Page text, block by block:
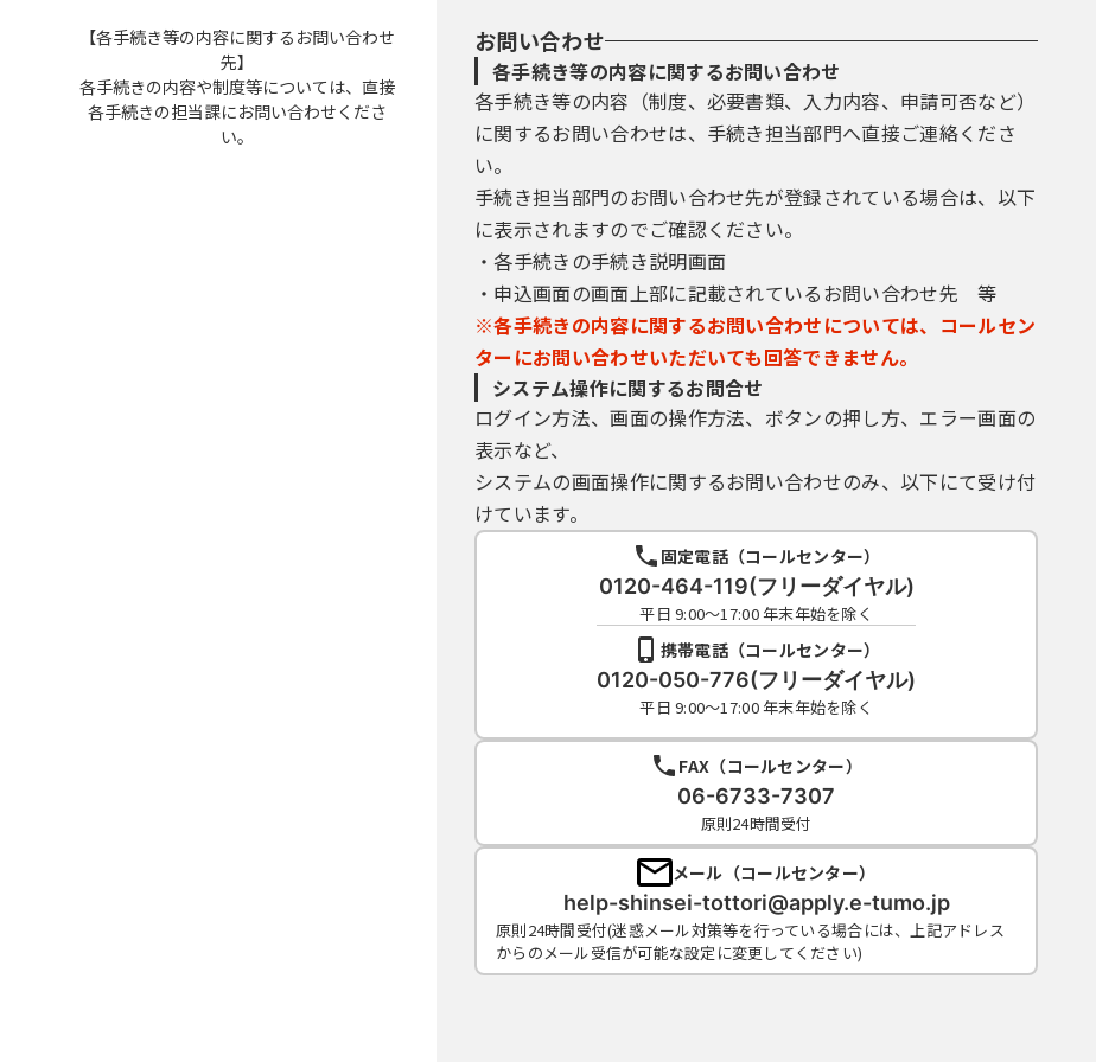
【各手続き等の内容に関するお問い合わせ
先】
各手続きの内容や制度等については、直接
各手続きの担当課にお問い合わせくださ
い。
お問い合わせ
各手続き等の内容に関するお問い合わせ
各手続き等の内容（制度、必要書類、入力内容、申請可否など）
に関するお問い合わせは、手続き担当部門へ直接ご連絡くださ
い。
手続き担当部門のお問い合わせ先が登録されている場合は、以下
に表示されますのでご確認ください。
・各手続きの手続き説明画面
・申込画面の画面上部に記載されているお問い合わせ先 等
※各手続きの内容に関するお問い合わせについては、コールセン
ターにお問い合わせいただいても回答できません。
システム操作に関するお問合せ
ログイン方法、画面の操作方法、ボタンの押し方、エラー画面の
表示など、
システムの画面操作に関するお問い合わせのみ、以下にて受け付
けています。
固定電話（コールセンター）
0120-464-119(フリーダイヤル)
平日 9:00～17:00 年末年始を除く
携帯電話（コールセンター）
0120-050-776(フリーダイヤル)
平日 9:00～17:00 年末年始を除く
FAX（コールセンター）
06-6733-7307
原則24時間受付
メール（コールセンター）
help-shinsei-tottori@apply.e-tumo.jp
原則24時間受付(迷惑メール対策等を行っている場合には、上記アドレス
からのメール受信が可能な設定に変更してください)